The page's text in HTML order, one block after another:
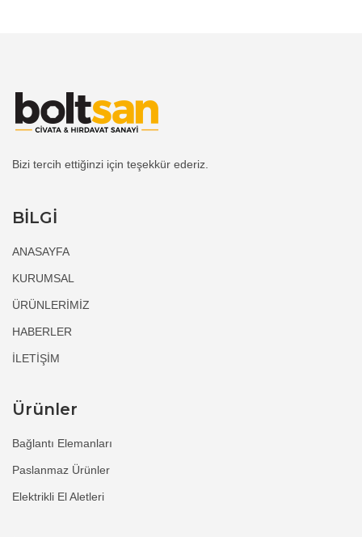
Bizi tercih ettiğinzi için teşekkür ederiz.
BİLGİ
ANASAYFA
KURUMSAL
ÜRÜNLERİMİZ
HABERLER
İLETİŞİM
Ürünler
Bağlantı Elemanları
Paslanmaz Ürünler
Elektrikli El Aletleri